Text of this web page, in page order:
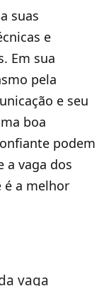
suas
e
Em sua
pela
e seu
boa
podem
a vaga dos
é a melhor
vaga